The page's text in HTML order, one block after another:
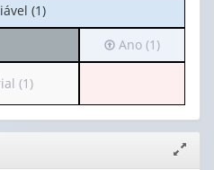
(1)
Irá
para
(possui
apenas
Ano (1)
(1)